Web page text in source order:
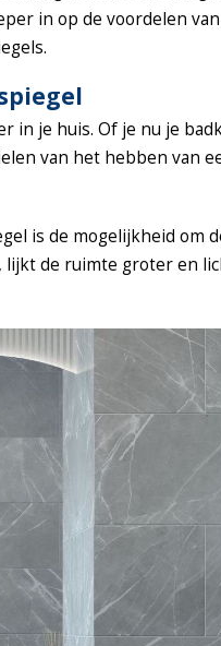
in op de voordelen
je huis. Of je nu je
van het hebben van
is de mogelijkheid om
de ruimte groter en